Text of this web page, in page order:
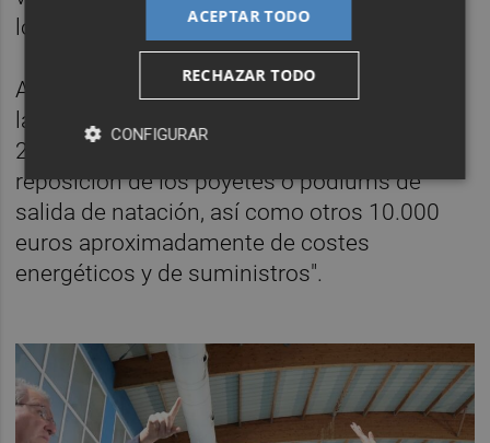
local.
Asimismo, ha añadido que "al coste total de
la intervención habrá que sumarle otros
20.000 euros, aproximadamente, de la
reposición de los poyetes o pódiums de
salida de natación, así como otros 10.000
euros aproximadamente de costes
energéticos y de suministros".
ACEPTAR TODO
RECHAZAR TODO
CONFIGURAR